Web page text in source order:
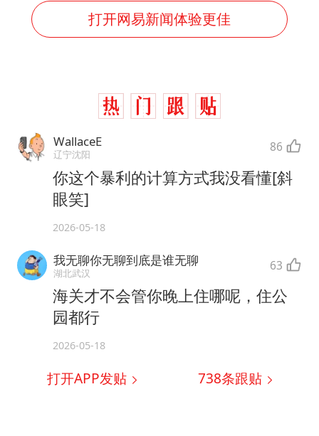
打开网易新闻体验更佳
WallaceE
辽宁沈阳 86
你这个暴利的计算方式我没看懂[斜
眼笑]
2026-05-18
我无聊你无聊到底是谁无聊
湖北武汉 63
海关才不会管你晚上住哪呢，住公
园都行
2026-05-18
打开APP发贴 738条跟贴